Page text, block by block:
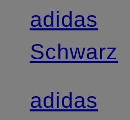
adidas
Schwarz
adidas